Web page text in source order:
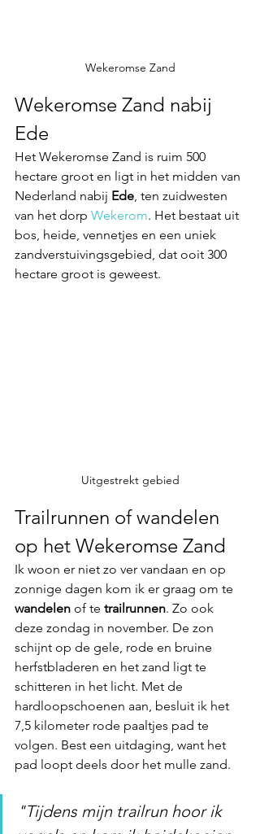
Wekeromse Zand
Wekeromse Zand nabij
Ede
Het Wekeromse Zand is ruim 500
hectare groot en ligt in het midden van
Nederland nabij Ede, ten zuidwesten
van het dorp Wekerom. Het bestaat uit
bos, heide, vennetjes en een uniek
zandverstuivingsgebied, dat ooit 300
hectare groot is geweest.
Uitgestrekt gebied
Trailrunnen of wandelen
op het Wekeromse Zand
Ik woon er niet zo ver vandaan en op
zonnige dagen kom ik er graag om te
wandelen of te trailrunnen. Zo ook
deze zondag in november. De zon
schijnt op de gele, rode en bruine
herfstbladeren en het zand ligt te
schitteren in het licht. Met de
hardloopschoenen aan, besluit ik het
7,5 kilometer rode paaltjes pad te
volgen. Best een uitdaging, want het
pad loopt deels door het mulle zand.
"Tijdens mijn trailrun hoor ik